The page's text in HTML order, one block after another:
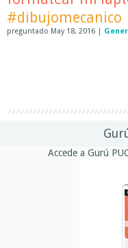
#dibujomecanico
preguntado May 18, 2016 |
Accede a Gurú